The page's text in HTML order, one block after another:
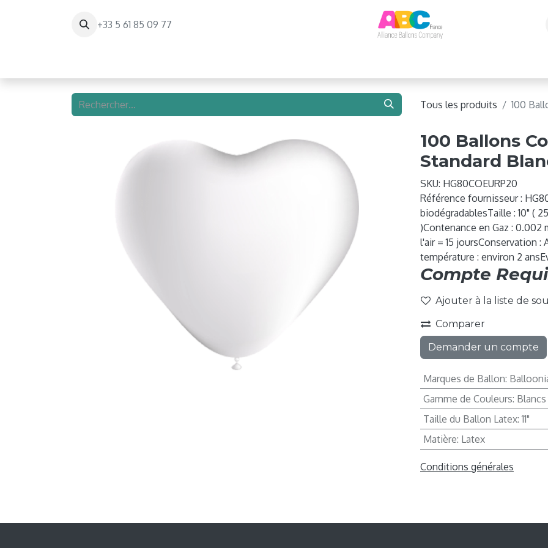
+33 5 61 85 09 77
Tous les produits 100
100 Ballons
Standard
SKU: HG80COEURP20
Référence fournisseur :
biodégradablesTaille : 10" (
)Contenance en Gaz :
l'air = 15 joursConservation :
température : environ 2
Compte
Ajouter à la liste de
Comparer
Demander un compte
Marques de Ballon:
Gamme de Couleurs: Blancs
Taille du Ballon Latex:11"
Matière: Latex
Conditions générales